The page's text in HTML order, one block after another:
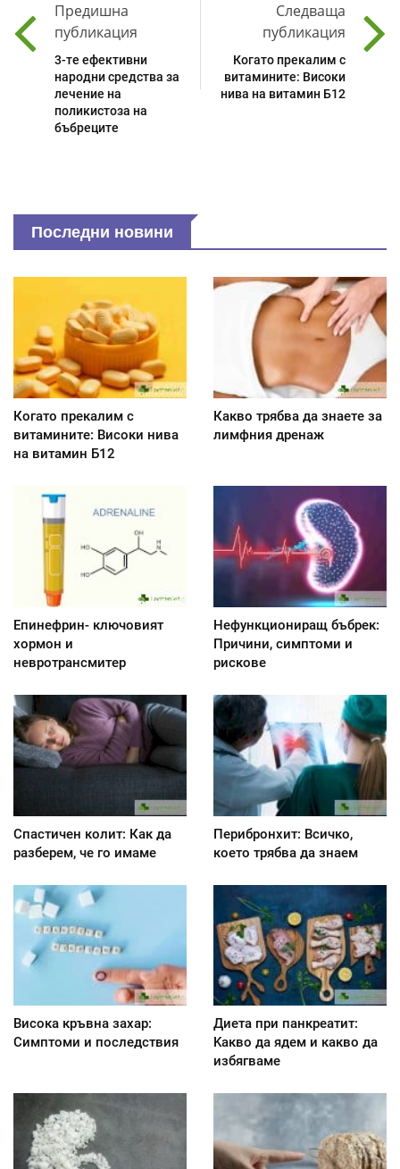
Предишна
публикация
3-те ефективни
народни средства за
лечение на
поликистоза на
бъбреците
Следваща
публикация
Когато прекалим с
витамините: Високи
нива на витамин Б12
Последни новини
Когато прекалим с
витамините: Високи нива
на витамин Б12
Какво трябва да знаете за
лимфния дренаж
Епинефрин- ключовият
хормон и
невротрансмитер
Нефункциониращ бъбрек:
Причини, симптоми и
рискове
Спастичен колит: Как да
разберем, че го имаме
Перибронхит: Всичко,
което трябва да знаем
Висока кръвна захар:
Симптоми и последствия
Диета при панкреатит:
Kакво да ядем и какво да
избягваме